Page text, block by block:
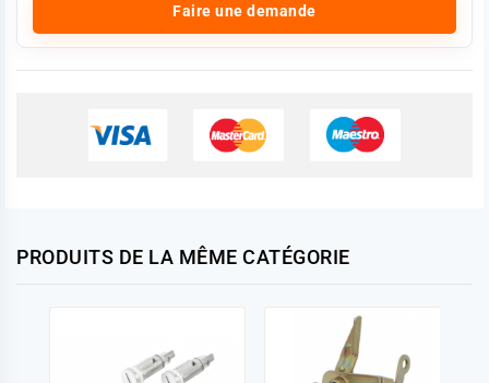
Faire une demande
PRODUITS DE LA MÊME CATÉGORIE